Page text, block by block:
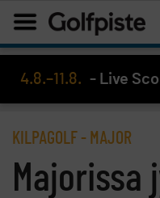
4.8.–11.8. - Live
KILPAGOLF - MAJOR